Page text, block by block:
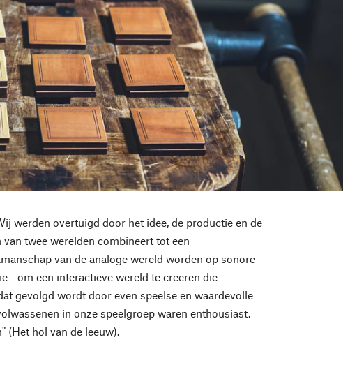
werden overtuigd door het idee, de productie en de
twee werelden combineert tot een
van de analoge wereld worden op sonore
- om een interactieve wereld te creëren die
gevolgd wordt door even speelse en waardevolle
in onze speelgroep waren enthousiast.
(Het hol van de leeuw).